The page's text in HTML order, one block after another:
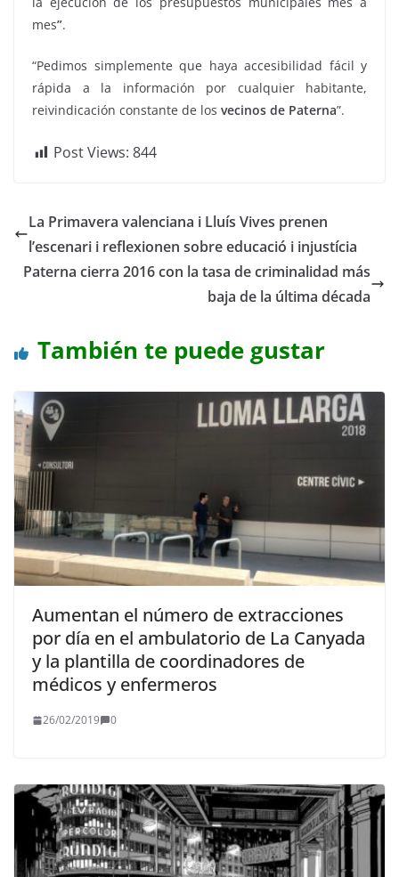
mes”.
“Pedimos simplemente que haya accesibilidad fácil y
rápida a la información por cualquier habitante,
reivindicación constante de los vecinos de Paterna”.
Post Views: 844
La Primavera valenciana i Lluís Vives prenen
l’escenari i reflexionen sobre educació i injustícia
Paterna cierra 2016 con la tasa de criminalidad más
baja de la última década
También te puede gustar
Aumentan el número de extracciones
por día en el ambulatorio de La Canyada
y la plantilla de coordinadores de
médicos y enfermeros
26/02/2019 0